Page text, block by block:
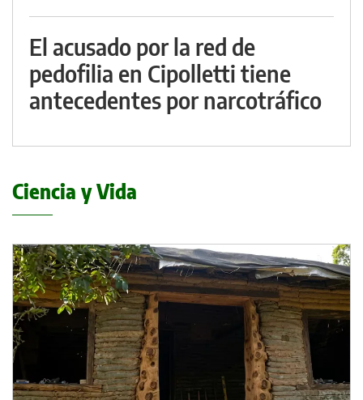
El acusado por la red de
pedofilia en Cipolletti tiene
antecedentes por narcotráfico
Ciencia y Vida